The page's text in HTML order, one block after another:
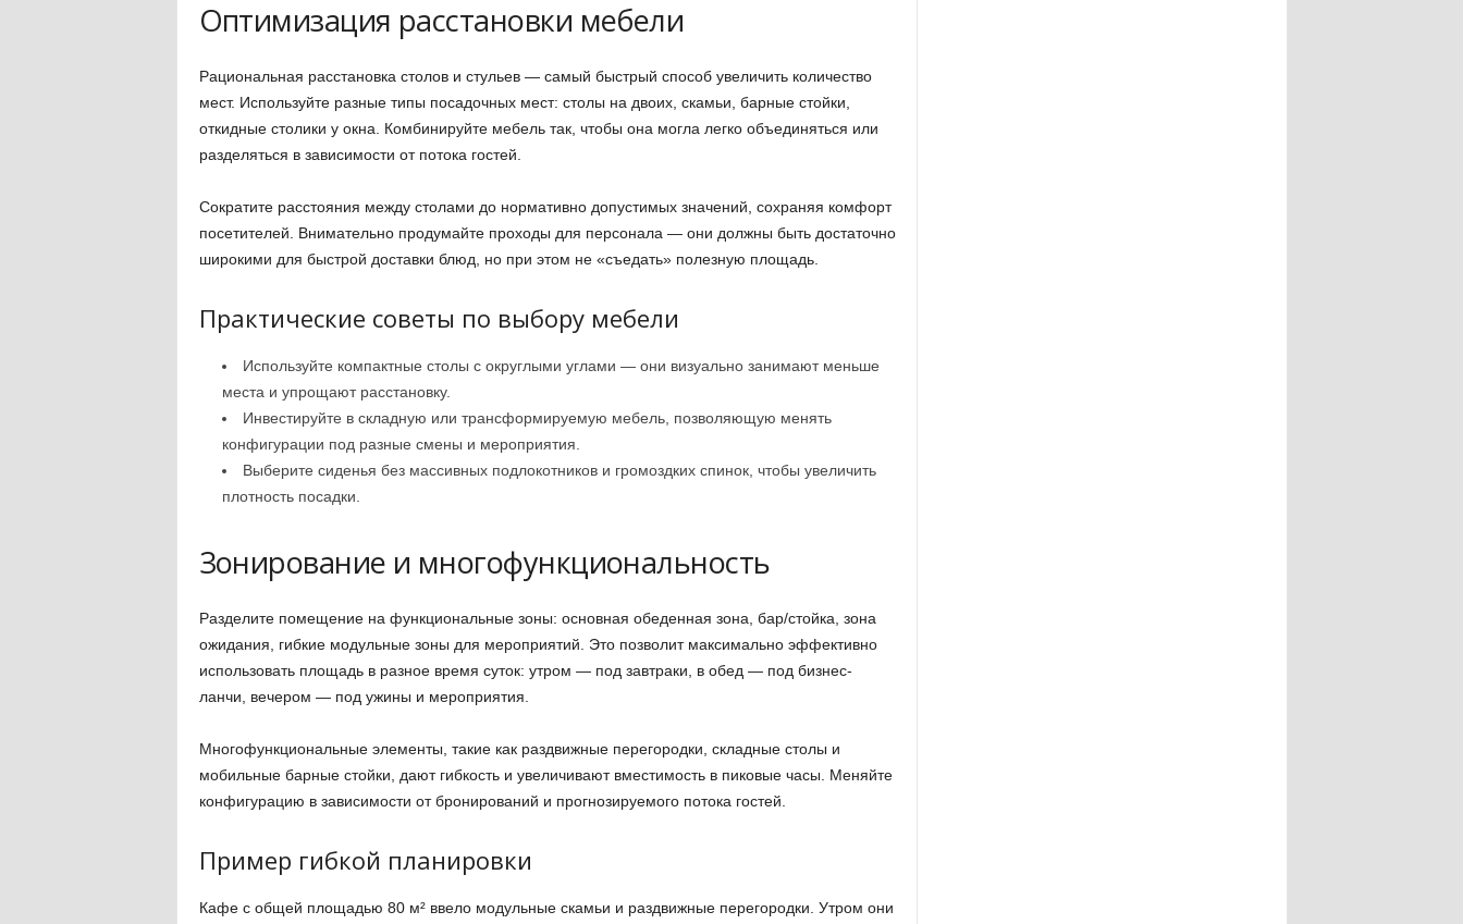
Оптимизация расстановки мебели
Рациональная расстановка столов и стульев — самый быстрый способ увеличить количество
мест. Используйте разные типы посадочных мест: столы на двоих, скамьи, барные стойки,
откидные столики у окна. Комбинируйте мебель так, чтобы она могла легко объединяться или
разделяться в зависимости от потока гостей.
Сократите расстояния между столами до нормативно допустимых значений, сохраняя комфорт
посетителей. Внимательно продумайте проходы для персонала — они должны быть достаточно
широкими для быстрой доставки блюд, но при этом не «съедать» полезную площадь.
Практические советы по выбору мебели
Используйте компактные столы с округлыми углами — они визуально занимают меньше
места и упрощают расстановку.
Инвестируйте в складную или трансформируемую мебель, позволяющую менять
конфигурации под разные смены и мероприятия.
Выберите сиденья без массивных подлокотников и громоздких спинок, чтобы увеличить
плотность посадки.
Зонирование и многофункциональность
Разделите помещение на функциональные зоны: основная обеденная зона, бар/стойка, зона
ожидания, гибкие модульные зоны для мероприятий. Это позволит максимально эффективно
использовать площадь в разное время суток: утром — под завтраки, в обед — под бизнес-
ланчи, вечером — под ужины и мероприятия.
Многофункциональные элементы, такие как раздвижные перегородки, складные столы и
мобильные барные стойки, дают гибкость и увеличивают вместимость в пиковые часы. Меняйте
конфигурацию в зависимости от бронирований и прогнозируемого потока гостей.
Пример гибкой планировки
Кафе с общей площадью 80 м² ввело модульные скамьи и раздвижные перегородки. Утром они